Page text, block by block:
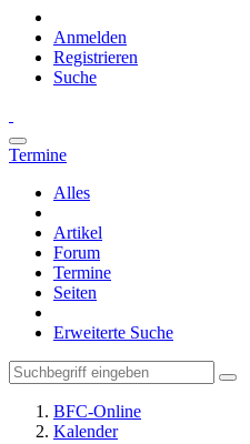
Anmelden
Registrieren
Suche
Termine
Alles
Artikel
Forum
Termine
Seiten
Erweiterte Suche
BFC-Online
Kalender